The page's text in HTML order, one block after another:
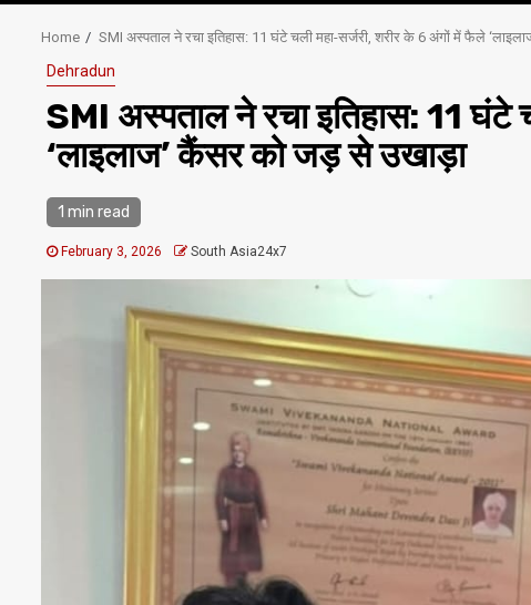
Home SMI अस्पताल ने रचा इतिहास: 11 घंटे चली महा-सर्जरी, शरीर के 6 अंगों में फैले
Dehradun
SMI अस्पताल ने रचा इतिहास: 11
‘लाइलाज’ कैंसर को जड़ से उखाड़ा
1 min read
February 3, 2026 South Asia24x7